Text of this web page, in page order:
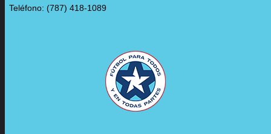
Teléfono: (787) 418-1089